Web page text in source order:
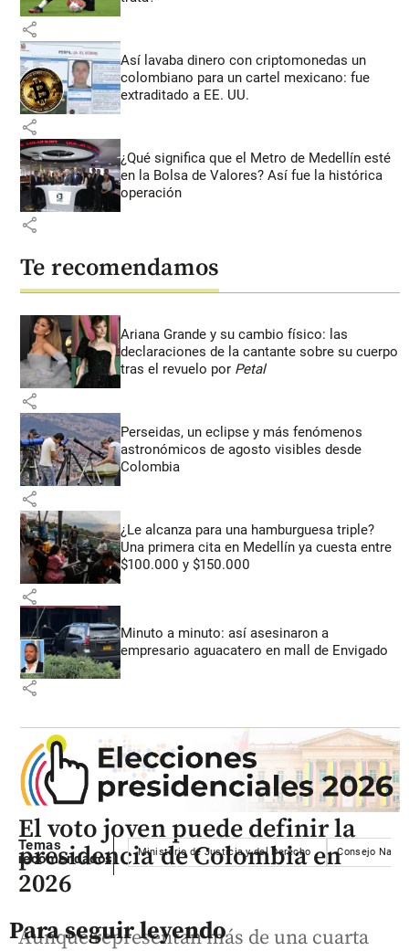
share
Así lavaba dinero con criptomonedas un
colombiano para un cartel mexicano: fue
extraditado a EE. UU.
share
¿Qué significa que el Metro de Medellín esté
en la Bolsa de Valores? Así fue la histórica
operación
share
Te recomendamos
Ariana Grande y su cambio físico: las
declaraciones de la cantante sobre su cuerpo
tras el revuelo por Petal
share
Perseidas, un eclipse y más fenómenos
astronómicos de agosto visibles desde
Colombia
share
¿Le alcanza para una hamburguesa triple?
Una primera cita en Medellín ya cuesta entre
$100.000 y $150.000
share
Minuto a minuto: así asesinaron a
empresario aguacatero en mall de Envigado
share
Temas
recomendados
Ministerio de Justicia y del Derecho Consejo
Para seguir leyendo
El voto joven puede definir la
presidencia de Colombia en
2026
Aunque representan más de una cuarta